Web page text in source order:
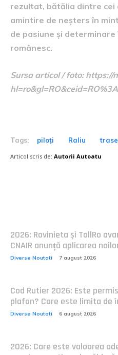
rezultat, bătălia dintre cei
amintire de neșters în
de pasiune și
românesc.
Sursa articol / foto: https://
Tags: piloți Raliu
Articol scris de: Autorii Autoatu
2026: Rovinieta și TollRo
CNAIR anunță aplicarea
Diverse Noutati 7 august 2026
Cod Rutier 2026: Este
plafon? Care este limita de
Diverse Noutati 6 august 2026
2026: Care este valoarea